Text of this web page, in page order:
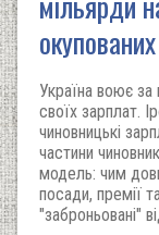
Україна воює за
своїх зарплат.
чиновницькі
частини
модель: чим
посади, премії
"заброньовані"